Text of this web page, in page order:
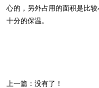
心的，另外占用的面积是比
十分的保温。
上一篇：没有了！